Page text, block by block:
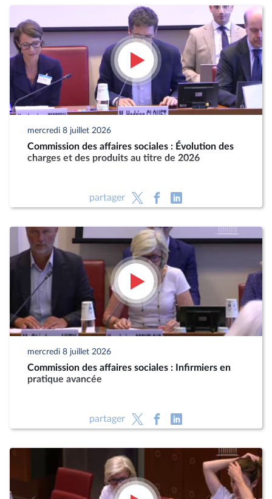
mercredi 8 juillet 2026
Commission des affaires sociales : Évolution des
charges et des produits au titre de 2026
partager
mercredi 8 juillet 2026
Commission des affaires sociales : Infirmiers en
pratique avancée
partager